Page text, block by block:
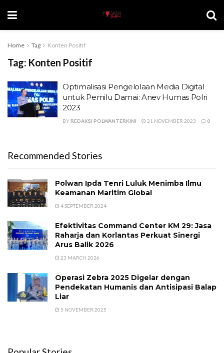
Home Tag Konten Positif
Tag: Konten Positif
Optimalisasi Pengelolaan Media Digital
untuk Pemilu Damai: Anev Humas Polri
2023
BY REDAKSI POLWANTERKINI 21 NOVEMBER 2023 0
Recommended Stories
Polwan Ipda Tenri Luluk Menimba Ilmu
Keamanan Maritim Global
4 SEPTEMBER 2024
Efektivitas Command Center KM 29: Jasa
Raharja dan Korlantas Perkuat Sinergi
Arus Balik 2026
23 MARCH 2026
Operasi Zebra 2025 Digelar dengan
Pendekatan Humanis dan Antisipasi Balap
Liar
5 NOVEMBER 2025